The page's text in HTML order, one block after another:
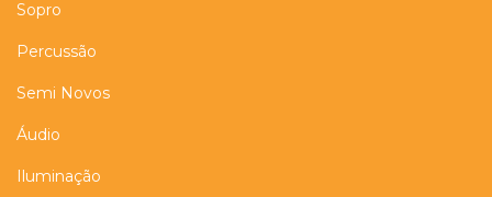
Sopro
Percussão
Semi Novos
Áudio
Iluminação